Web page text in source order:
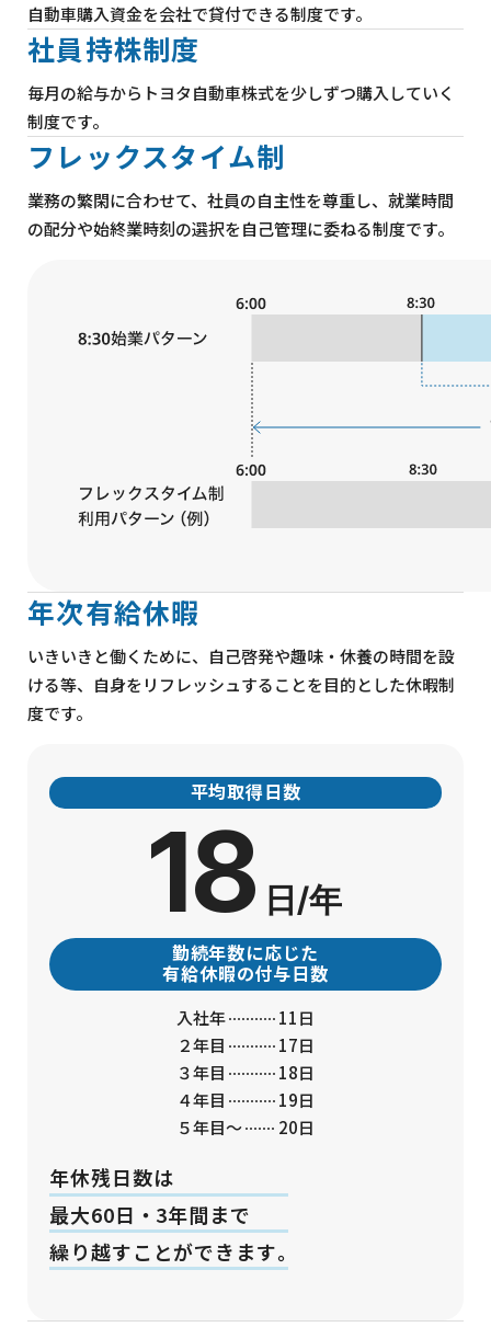
自動車購入資金を会社で貸付できる制度です。
社員持株制度
毎月の給与からトヨタ自動車株式を少しずつ購入していく
制度です。
フレックスタイム制
業務の繁閑に合わせて、社員の自主性を尊重し、就業時間
の配分や始終業時刻の選択を自己管理に委ねる制度です。
年次有給休暇
いきいきと働くために、自己啓発や趣味・休養の時間を設
ける等、自身をリフレッシュすることを目的とした休暇制
度です。
平均取得日数
18 日/年
勤続年数に応じた
有給休暇の付与日数
入社年
11日
２年目
17日
３年目
18日
４年目
19日
５年目〜
20日
年休残日数は
最大60日・3年間まで
繰り越すことができます。